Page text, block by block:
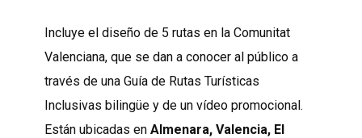
Incluye el diseño de 5 rutas en la Comunitat
Valenciana, que se dan a conocer al público a
través de una Guía de Rutas Turísticas
Inclusivas bilingüe y de un vídeo promocional.
Están ubicadas en Almenara, Valencia, El